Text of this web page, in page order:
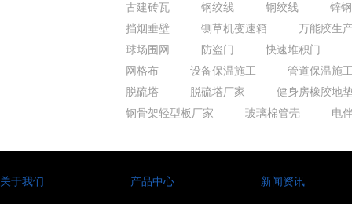
古建砖瓦
钢绞线 钢绞线
锌
挡烟垂壁
铡草机变速箱
万能胶生
球场围网
防盗门
快速堆积门
网格布
设备保温施工
管道保温施
脱硫塔
脱硫塔厂家
健身房橡胶地
钢骨架轻型板厂家
玻璃棉管壳 电
关于我们 产品中心 新闻资讯